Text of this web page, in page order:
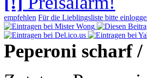
empfehlen Für die Lieblingsliste bitte
Peperoni scharf